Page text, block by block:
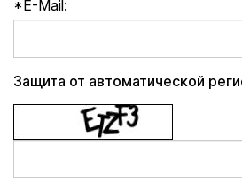
*E-Mail:
Защита от автоматической